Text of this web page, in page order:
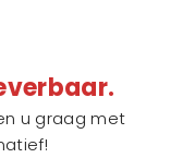
u graag met